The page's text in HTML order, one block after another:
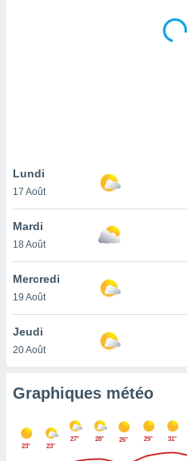
pas
de
à
cas,
que
sur le
ne
Lundi
17 Août
Mardi
18 Août
Mercredi
19 Août
Jeudi
20 Août
Graphiques météo
23° 23°
27° 28° 26° 29° 31°